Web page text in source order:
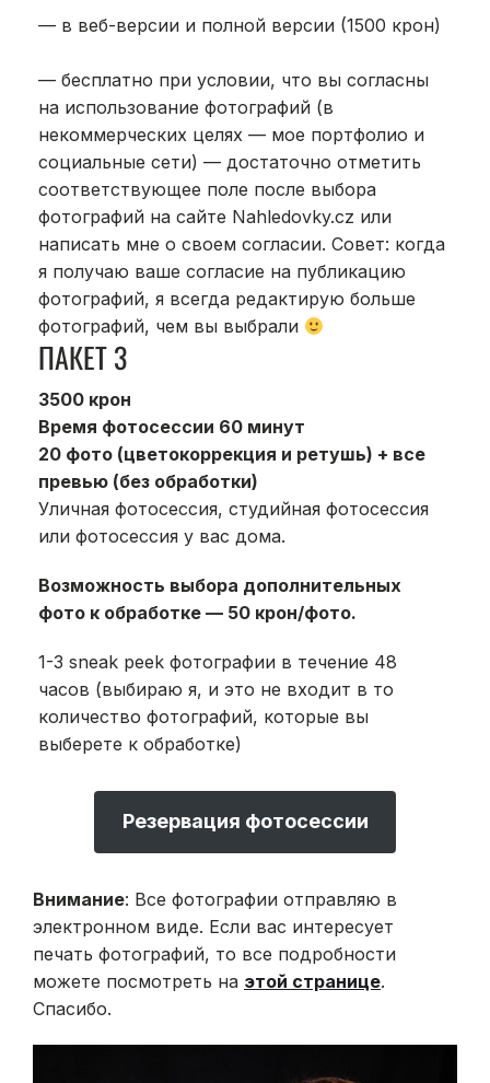
— в веб-версии и полной версии (1500 крон)
— бесплатно при условии, что вы согласны
на использование фотографий (в
некоммерческих целях — мое портфолио и
социальные сети) — достаточно отметить
соответствующее поле после выбора
фотографий на сайте Nahledovky.cz или
написать мне о своем согласии. Совет: когда
я получаю ваше согласие на публикацию
фотографий, я всегда редактирую больше
фотографий, чем вы выбрали
ПАКЕТ 3
3500 крон
Время фотосессии 60 минут
20 фото (цветокоррекция и ретушь) + все
превью (без обработки)
Уличная фотосессия, студийная фотосессия
или фотосессия у вас дома.
Возможность выбора дополнительных
фото к обработке — 50 крон/фото.
1-3 sneak peek фотографии в течение 48
часов (выбираю я, и это не входит в то
количество фотографий, которые вы
выберете к обработке)
Резервация фотосессии
Внимание: Все фотографии отправляю в
электронном виде. Если вас интересует
печать фотографий, то все подробности
можете посмотреть на этой странице.
Спасибо.